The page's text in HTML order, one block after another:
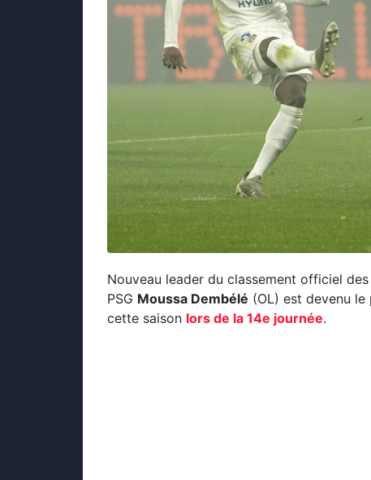
Nouveau leader du classement officiel
PSG Moussa Dembélé (OL) est devenu
cette saison lors de la 14e journée.